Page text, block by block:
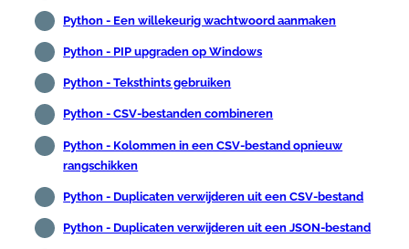
Python - Een willekeurig wachtwoord aanmaken
Python - PIP upgraden op Windows
Python - Teksthints gebruiken
Python - CSV-bestanden combineren
Python - Kolommen in een CSV-bestand opnieuw
rangschikken
Python - Duplicaten verwijderen uit een CSV-bestand
Python - Duplicaten verwijderen uit een JSON-bestand